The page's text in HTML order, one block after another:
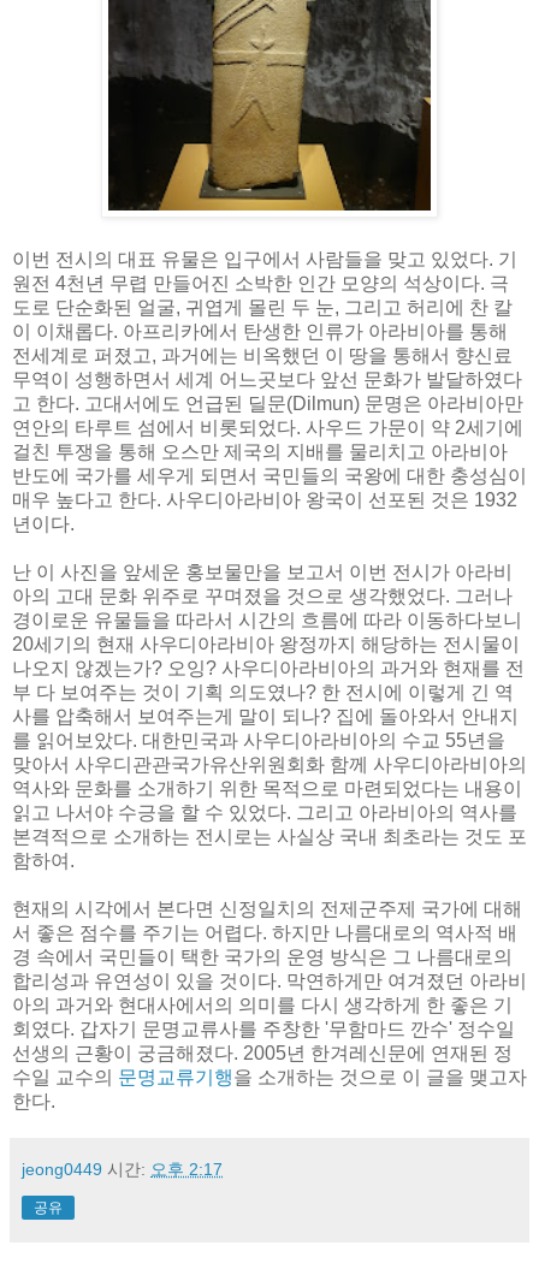
이번 전시의 대표 유물은 입구에서 사람들을 맞고 있었다. 기
원전 4천년 무렵 만들어진 소박한 인간 모양의 석상이다. 극
도로 단순화된 얼굴, 귀엽게 몰린 두 눈, 그리고 허리에 찬 칼
이 이채롭다. 아프리카에서 탄생한 인류가 아라비아를 통해
전세계로 퍼졌고, 과거에는 비옥했던 이 땅을 통해서 향신료
무역이 성행하면서 세계 어느곳보다 앞선 문화가 발달하였다
고 한다. 고대서에도 언급된 딜문(Dilmun) 문명은 아라비아만
연안의 타루트 섬에서 비롯되었다. 사우드 가문이 약 2세기에
걸친 투쟁을 통해 오스만 제국의 지배를 물리치고 아라비아
반도에 국가를 세우게 되면서 국민들의 국왕에 대한 충성심이
매우 높다고 한다. 사우디아라비아 왕국이 선포된 것은 1932
년이다.
난 이 사진을 앞세운 홍보물만을 보고서 이번 전시가 아라비
아의 고대 문화 위주로 꾸며졌을 것으로 생각했었다. 그러나
경이로운 유물들을 따라서 시간의 흐름에 따라 이동하다보니
20세기의 현재 사우디아라비아 왕정까지 해당하는 전시물이
나오지 않겠는가? 오잉? 사우디아라비아의 과거와 현재를 전
부 다 보여주는 것이 기획 의도였나? 한 전시에 이렇게 긴 역
사를 압축해서 보여주는게 말이 되나? 집에 돌아와서 안내지
를 읽어보았다. 대한민국과 사우디아라비아의 수교 55년을
맞아서 사우디관관국가유산위원회화 함께 사우디아라비아의
역사와 문화를 소개하기 위한 목적으로 마련되었다는 내용이
읽고 나서야 수긍을 할 수 있었다. 그리고 아라비아의 역사를
본격적으로 소개하는 전시로는 사실상 국내 최초라는 것도 포
함하여.
현재의 시각에서 본다면 신정일치의 전제군주제 국가에 대해
서 좋은 점수를 주기는 어렵다. 하지만 나름대로의 역사적 배
경 속에서 국민들이 택한 국가의 운영 방식은 그 나름대로의
합리성과 유연성이 있을 것이다. 막연하게만 여겨졌던 아라비
아의 과거와 현대사에서의 의미를 다시 생각하게 한 좋은 기
회였다. 갑자기 문명교류사를 주창한 '무함마드 깐수' 정수일
선생의 근황이 궁금해졌다. 2005년 한겨레신문에 연재된 정
수일 교수의 문명교류기행을 소개하는 것으로 이 글을 맺고자
한다.
jeong0449 시간: 오후 2:17
공유